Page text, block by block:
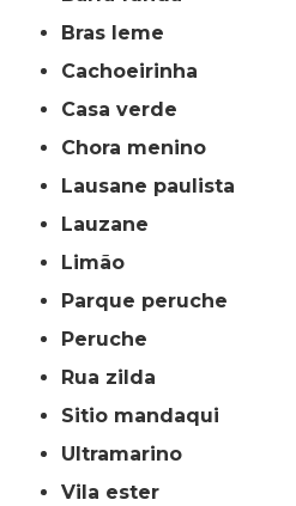
bras leme
cachoeirinha
casa verde
chora menino
lausane paulista
lauzane
limão
parque peruche
peruche
rua zilda
sitio mandaqui
ultramarino
vila ester